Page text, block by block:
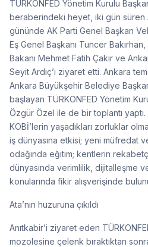
TÜRKONFED Yönetim Kurulu
beraberindeki heyet, iki gün süren
gününde AK Parti Genel Başkan
Eş Genel Başkanı Tuncer
Bakanı Mehmet Fatih Çakır ve
Seyit Ardıç’ı ziyaret etti. Ankara
Ankara Büyükşehir Belediye
başlayan TÜRKONFED Yönetim
Özgür Özel ile de bir toplantı
KOBİ’lerin yaşadıkları zorluklar
iş dünyasına etkisi; yeni müfredat
odağında eğitim; kentlerin
dünyasında verimlilik, dijitalleşme
konularında fikir alışverişinde
Ata’nın huzuruna çıkıldı
Anıtkabir’i ziyaret eden
mozolesine çelenk bıraktıktan